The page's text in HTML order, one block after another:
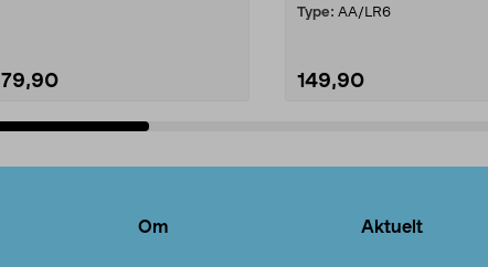
79,90
Type: AA/LR6
149,90
Om Aktuelt